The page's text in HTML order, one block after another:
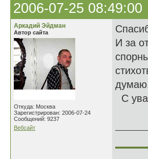
2006-07-25 08:49:00
Аркадий Эйдман
Автор сайта
Откуда: Москва
Зарегистрирован: 2006-07-24
Сообщений: 9237
Вебсайт
И за
С